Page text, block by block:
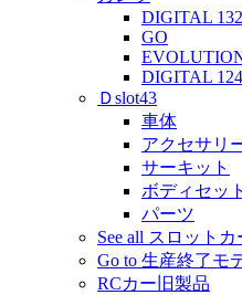
DIGITAL 132
GO
DIGITAL 124
Ｄslot43
車体
アクセサリ
サーキット
ボディセット
パーツ
See all スロットカ
Go to 生産終了モ
RCカー旧製品